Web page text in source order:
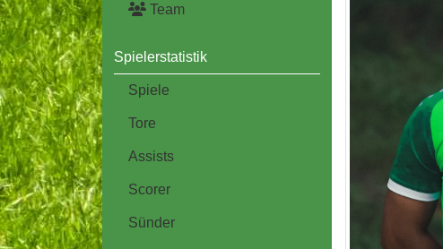
Team
Spielerstatistik
Spiele
Tore
Assists
Scorer
Sünder